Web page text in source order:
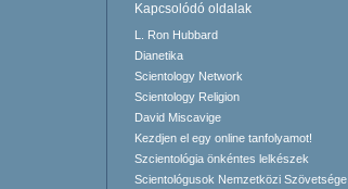
Kapcsolódó oldalak
L. Ron Hubbard
Dianetika
Scientology Network
Scientology Religion
David Miscavige
Kezdjen el egy online tanfolyamot!
Szcientológia önkéntes lelkészek
Scientológusok Nemzetközi Szövetsége